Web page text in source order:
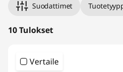
Suodattimet
10 Tulokset
Vertaile